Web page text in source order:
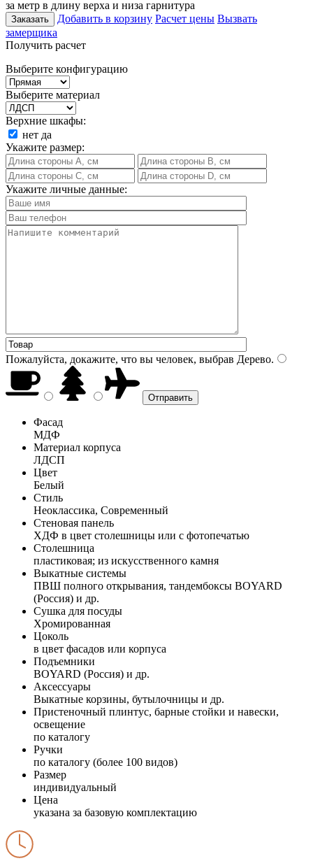
за метр в длину верха и низа гарнитура
Заказать Добавить в корзину Расчет цены Вызвать
замерщика
Получить расчет
Выберите конфигурацию
Выберите материал
Верхние шкафы:
нет да
Укажите размер:
Укажите личные данные:
Пожалуйста, докажите, что вы человек, выбрав Дерево.
Фасад
МДФ
Материал корпуса
ЛДСП
Цвет
Белый
Стиль
Неоклассика, Современный
Стеновая панель
ХДФ в цвет столешницы или с фотопечатью
Столешница
пластиковая; из искусственного камня
Выкатные системы
ПВШ полного открывания, тандембоксы BOYARD
(Россия) и др.
Сушка для посуды
Хромированная
Цоколь
в цвет фасадов или корпуса
Подъемники
BOYARD (Россия) и др.
Аксессуары
Выкатные корзины, бутылочницы и др.
Пристеночный плинтус, барные стойки и навески,
освещение
по каталогу
Ручки
по каталогу (более 100 видов)
Размер
индивидуальный
Цена
указана за базовую комплектацию